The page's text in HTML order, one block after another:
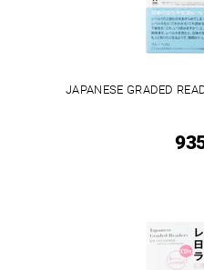
JAPANESE GRADED